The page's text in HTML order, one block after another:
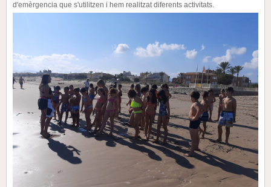
d'emèrgencia que s'utilitzen i hem realitzat diferents activitats.